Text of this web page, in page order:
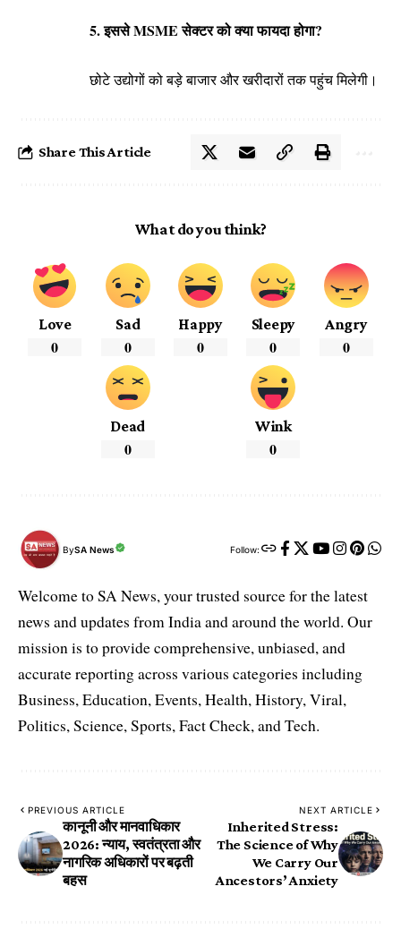
5. इससे MSME सेक्टर को क्या फायदा होगा?
छोटे उद्योगों को बड़े बाजार और खरीदारों तक पहुंच मिलेगी।
Share This Article
What do you think?
Love
0
Sad
0
Happy
0
Sleepy
0
Angry
0
Dead
0
Wink
0
BySA News Follow:
Welcome to SA News, your trusted source for the latest
news and updates from India and around the world. Our
mission is to provide comprehensive, unbiased, and
accurate reporting across various categories including
Business, Education, Events, Health, History, Viral,
Politics, Science, Sports, Fact Check, and Tech.
PREVIOUS ARTICLE
कानूनी और मानवाधिकार
2026: न्याय, स्वतंत्रता और
नागरिक अधिकारों पर बढ़ती
बहस
NEXT ARTICLE
Inherited Stress:
The Science of Why
We Carry Our
Ancestors’ Anxiety